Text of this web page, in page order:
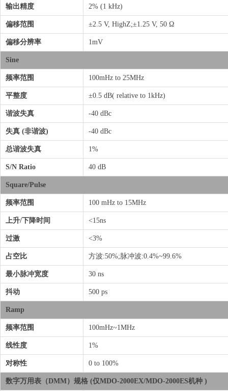
输出精度 2% (1 kHz)
偏移范围 ±2.5 V, HighZ;±1.25 V, 50 Ω
偏移分辨率 1mV
Sine
频率范围 100mHz to 25MHz
平整度 ±0.5 dB( relative to 1kHz)
谐波失真 -40 dBc
失真 (非谐波) -40 dBc
总谐波失真 1%
S/N Ratio 40 dB
Square/Pulse
频率范围 100 mHz to 15MHz
上升/下降时间 <15ns
过激 <3%
占空比 方波:50%;脉冲波:0.4%~99.6%
最小脉冲宽度 30 ns
抖动 500 ps
Ramp
频率范围 100mHz~1MHz
线性度 1%
对称性 0 to 100%
数字万用表（DMM）规格 (仅MDO-2000EX/MDO-2000ES机种 )